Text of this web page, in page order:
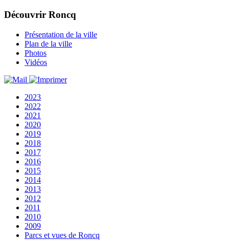
Découvrir Roncq
Présentation de la ville
Plan de la ville
Photos
Vidéos
2023
2022
2021
2020
2019
2018
2017
2016
2015
2014
2013
2012
2011
2010
2009
Parcs et vues de Roncq